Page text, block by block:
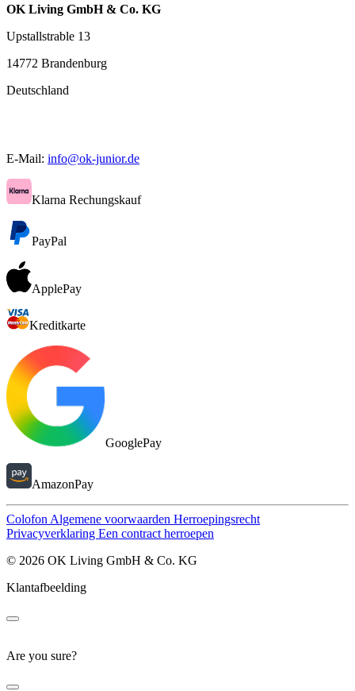
OK Living GmbH & Co. KG
Upstallstrable 13
14772 Brandenburg
Deutschland
E-Mail: info@ok-junior.de
Klarna Rechungskauf
PayPal
ApplePay
Kreditkarte
GooglePay
AmazonPay
ColofonAlgemene voorwaarden Herroepingsrecht
Privacyverklaring Een contract herroepen
© 2026 OK Living GmbH & Co. KG
Klantafbeelding
Are you sure?